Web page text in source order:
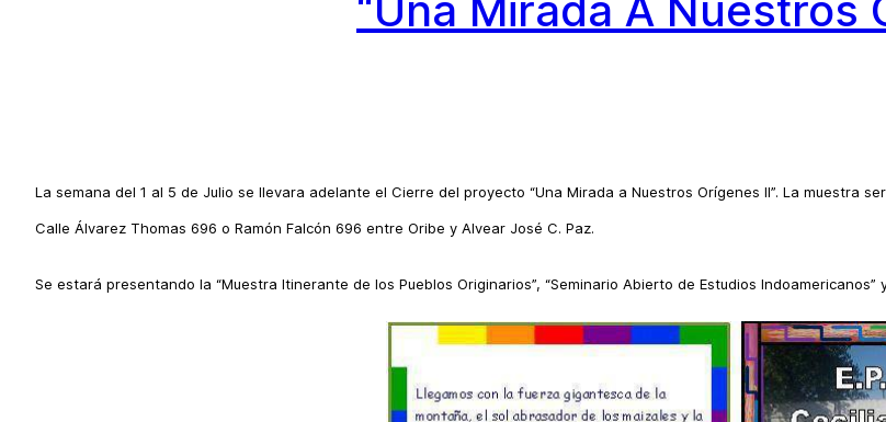
La semana del 1 al 5 de Julio se llevara adelante el Cierre del proyecto “Una Mirada a Nuestros Orígenes II”. La muestra
Calle Álvarez Thomas 696 o Ramón Falcón 696 entre Oribe y Alvear José C. Paz.
Se estará presentando la “Muestra Itinerante de los Pueblos Originarios”, “Seminario Abierto de Estudios